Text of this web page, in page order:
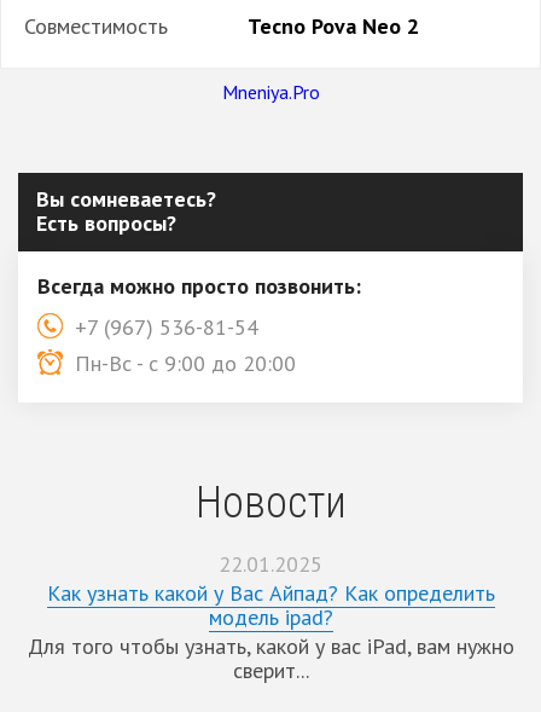
Совместимость
Tecno Pova Neo 2
Mneniya.Pro
Вы сомневаетесь?
Есть вопросы?
Всегда можно просто позвонить:
+7 (967) 536-81-54
Пн-Вс - с 9:00 до 20:00
Новости
22.01.2025
Как узнать какой у Вас Айпад? Как определить
модель ipad?
Для того чтобы узнать, какой у вас iPad, вам нужно
сверит...